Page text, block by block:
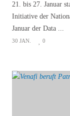
21. bis 27. Januar
Initiative der
Januar der Data ...
30 JAN. 0